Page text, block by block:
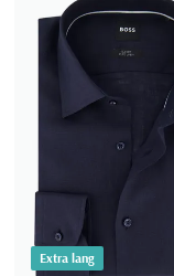
Extra lang